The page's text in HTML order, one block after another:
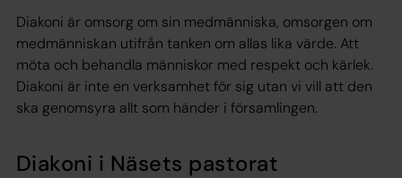
Diakoni är omsorg om sin medmänniska, omsorgen om
medmänniskan utifrån tanken om allas lika värde. Att
möta och behandla människor med respekt och kärlek.
Diakoni är inte en verksamhet för sig utan vi vill att den
ska genomsyra allt som händer i församlingen.
Diakoni i Näsets pastorat